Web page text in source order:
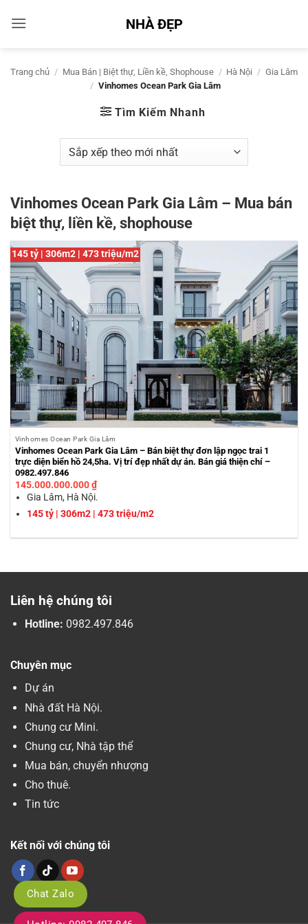
qua
NHÀ ĐẸP
Trang chủ / Mua Bán | Biệt thự, Liền kề, Shophouse / Hà Nội / Gia Lâm
/ Vinhomes Ocean Park Gia Lâm
Tìm Kiếm Nhanh
Vinhomes Ocean Park Gia Lâm – Mua bán
biệt thự, liền kề, shophouse
145 tỷ | 306m2 | 473 triệu/m2
Vinhomes Ocean Park Gia Lâm
Vinhomes Ocean Park Gia Lâm – Bán biệt thự đơn lập ngọc trai 1
trực diện biển hồ 24,5ha. Vị trí đẹp nhất dự án. Bán giá thiện chí –
0982.497.846
145.000.000.000₫
Gia Lâm, Hà Nội.
145 tỷ | 306m2 | 473 triệu/m2
Liên hệ chúng tôi
Hotline: 0982.497.846
Chuyên mục
Dự án
Nhà đất Hà Nội.
Chung cư Mini.
Chung cư, Nhà tập thể
Mua bán, chuyển nhượng
Cho thuê.
Tin tức
Kết nối với chúng tôi
Chat Zalo